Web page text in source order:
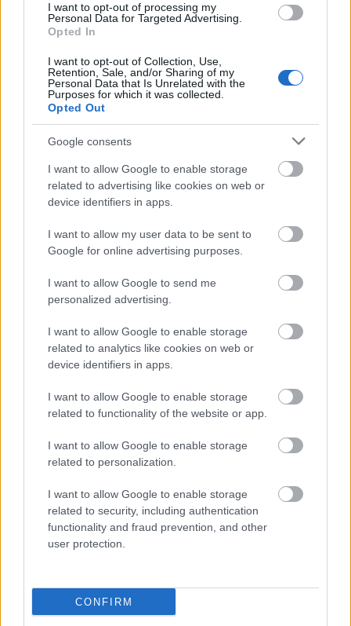
I want to opt-out of processing my
Personal Data for Targeted Advertising.
Opted In
I want to opt-out of Collection, Use,
Retention, Sale, and/or Sharing of my
Personal Data that Is Unrelated with the
Purposes for which it was collected.
Opted Out
Google consents
I want to allow Google to enable storage
related to advertising like cookies on web or
device identifiers in apps.
I want to allow my user data to be sent to
Google for online advertising purposes.
I want to allow Google to send me
personalized advertising.
I want to allow Google to enable storage
related to analytics like cookies on web or
device identifiers in apps.
I want to allow Google to enable storage
related to functionality of the website or app.
I want to allow Google to enable storage
related to personalization.
I want to allow Google to enable storage
related to security, including authentication
functionality and fraud prevention, and other
user protection.
CONFIRM
Σχετικά προϊόντα
Άσκηση θάρρους
Γνωριμίας
Βαθμολογήθηκε με0από 5
Ο Ακέλα αναλαμβάνει ρόλο «διοργανωτή» και δίνει στον κάθε ένα
Βρίσκοντας τους ρυθμούς μας!
Γνωριμίας
Βαθμολογήθηκε με0 από 5
χτυπημάτων, π.χ. σε 4 χρόνους: 2 παλαμάκια στα χέρια, 2
χτυπήματα στα
Γάτες & σκύλοι
Το παιχνίδι παίζεται από δύο αντίπαλες ομάδες. Όλοι στέκονται
στα τέσσερα. Οι σκύλοι κυνηγούν τις γάτες. Στο κέντρο χαράζουμε
Καλημέρα
τον κύκλο και γυρίζει γύρω από αυτόν. Όταν αγγίξει ένα άλλο